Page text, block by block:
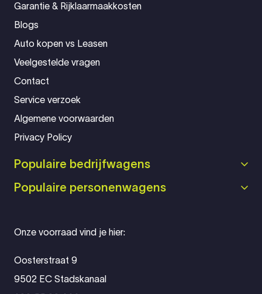
Onze voorraad vind je hier:
Oosterstraat 9
9502 EC Stadskanaal
Garantie & Rijklaarmaakkosten
Blogs
Auto kopen vs Leasen
Veelgestelde vragen
Contact
Service verzoek
Algemene voorwaarden
Privacy Policy
Populaire bedrijfwagens
Populaire personenwagens